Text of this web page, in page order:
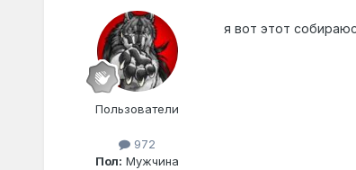
Пользователи
972
Пол: Мужчина
я вот этот